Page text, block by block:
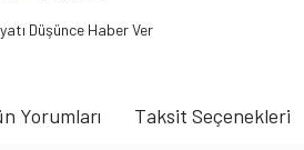
Düşünce Haber Ver
Yorumları Taksit Seçenekleri